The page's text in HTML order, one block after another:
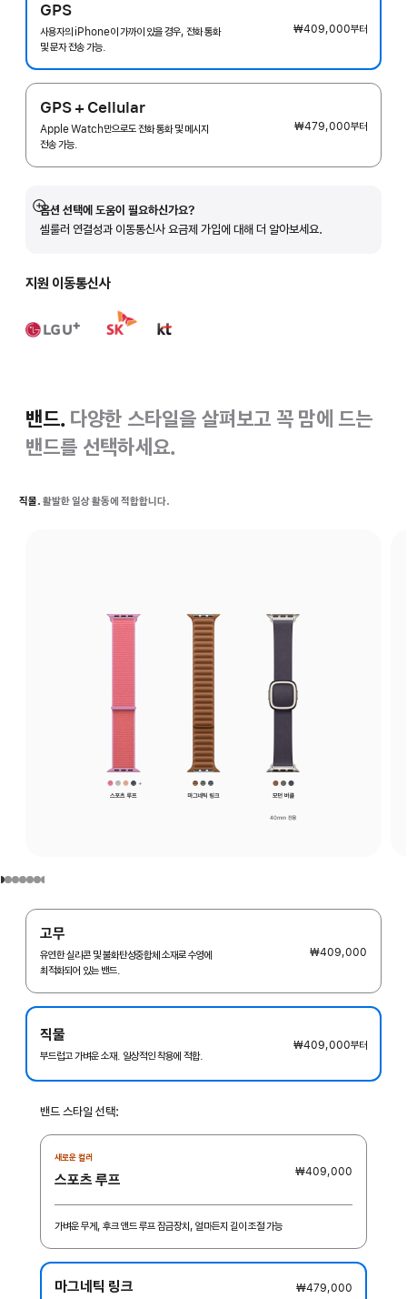
GPS
사용자의 iPhone이 가까이 있을 경우, 전화 통화
및 문자 전송 가능.
₩409,000부터
GPS + Cellular
Apple Watch만으로도 전화 통화 및 메시지
전송 가능.
₩479,000부터
옵션 선택에 도움이 필요하신가요?
셀룰러 연결성과 이동통신사 요금제 가입에 대해 더 알아보세요.
자세히
보기
지원 이동통신사
밴드. 다양한 스타일을 살펴보고 꼭 맘에 드는
밴드를 선택하세요.
직물. 활발한 일상 활동에 적합합니다.
고무
유연한 실리콘 및 불화탄성중합체 소재로 수영에
최적화되어 있는 밴드.
₩409,000
직물
부드럽고 가벼운 소재. 일상적인 착용에 적합.
₩409,000부터
밴드 스타일 선택:
새로운 컬러
스포츠 루프 ₩409,000
가벼운 무게, 후크 앤드 루프 잠금장치, 얼마든지 길이 조절 가능
마그네틱 링크 ₩479,000